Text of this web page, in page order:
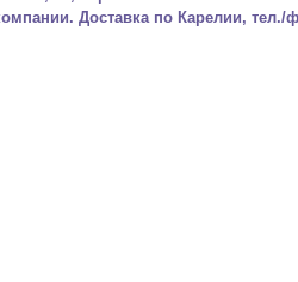
Доставка по Карелии, тел./